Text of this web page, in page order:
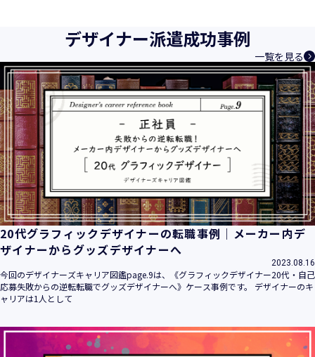
様、お取引先関係者の個人情報及び特定個人情報などを、人
材派遣サービス、人材紹介サービス、請負サービス、その
他、利用者の皆さまの「活躍の場の創造」と「就業の機会の
創出」に利用しています。また、従業者の情報及び特定個人
情報などを従業者管理に利用します。これらから当社にとっ
て個人情報及び特定個人情報の保護が重大な責務であると同
時に、個人情報などの保護を徹底することは企業の社会的責
務と認識しております。そこで、個人情報保護理念と自ら定
めた行動規範に基づき、社会的使命を十分に認識し、本人の
権利の保護、個人情報に関する法規制等を遵守致します。
また、以下に示す方針を具現化するための個人情報保護マネ
ジメントシステムを構築し、最新のＩＴ技術の動向、社会的
要請の変化、経営環境の変動等を常に認識しながら、その継
続的改善に、全社を挙げて取り組むことをここに宣言致しま
す。
当社は、事業の目的に適切な個人情報の取得・利用及び提供
を行い、特定された利用目的の達成に必要な範囲を超えた個
人情報の取扱いを行いません。また、そのための措置を講じ
当社は個人情報の取扱いに関する法令、国が定める指針その
他の規範を遵守致します。
デザイナー派遣成功事例
一覧を見る
20代グラフィックデザイナーの転職事例｜メーカー内デ
ザイナーからグッズデザイナーへ
2023.08.16
今回のデザイナーズキャリア図鑑page.9は、《グラフィックデザイナー20代・自己
応募失敗からの逆転転職でグッズデザイナーへ》ケース事例です。 デザイナーのキ
ャリアは1人として